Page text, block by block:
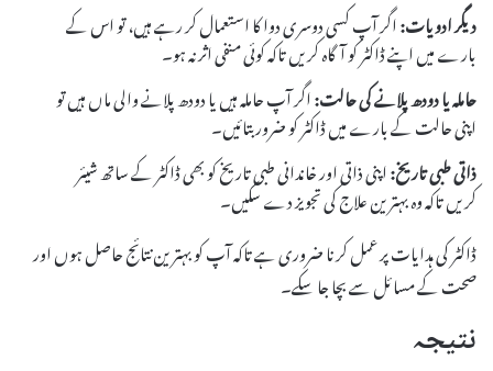
دیگر ادویات:اگر آپ کسی دوسری دوا کا استعمال کر رہے ہیں، تو اس کے
بارے میں اپنے ڈاکٹر کو آگاہ کریں تاکہ کوئی منفی اثر نہ ہو۔
حاملہ یا دودھ پلانے کی حالت:اگر آپ حاملہ ہیں یا دودھ پلانے والی ماں ہیں تو
اپنی حالت کے بارے میں ڈاکٹر کو ضرور بتائیں۔
ذاتی طبی تاریخ:اپنی ذاتی اور خاندانی طبی تاریخ کو بھی ڈاکٹر کے ساتھ شیئر
کریں تاکہ وہ بہترین علاج کی تجویز دے سکیں۔
ڈاکٹر کی ہدایات پر عمل کرنا ضروری ہے تاکہ آپ کو بہترین نتائج حاصل ہوں اور
صحت کے مسائل سے بچا جا سکے۔
نتیجہ